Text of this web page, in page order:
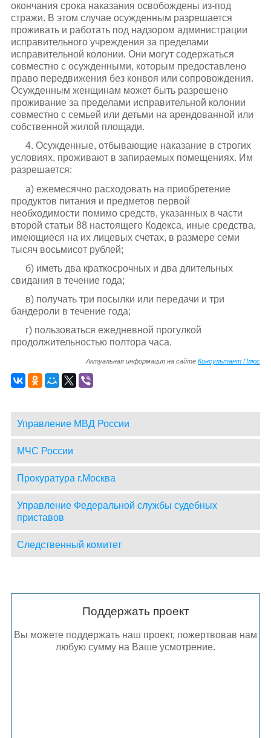
окончания срока наказания освобождены из-под
стражи. В этом случае осужденным разрешается
проживать и работать под надзором администрации
исправительного учреждения за пределами
исправительной колонии. Они могут содержаться
совместно с осужденными, которым предоставлено
право передвижения без конвоя или сопровождения.
Осужденным женщинам может быть разрешено
проживание за пределами исправительной колонии
совместно с семьей или детьми на арендованной или
собственной жилой площади.
4. Осужденные, отбывающие наказание в строгих
условиях, проживают в запираемых помещениях. Им
разрешается:
а) ежемесячно расходовать на приобретение
продуктов питания и предметов первой
необходимости помимо средств, указанных в части
второй статьи 88 настоящего Кодекса, иные средства,
имеющиеся на их лицевых счетах, в размере семи
тысяч восьмисот рублей;
б) иметь два краткосрочных и два длительных
свидания в течение года;
в) получать три посылки или передачи и три
бандероли в течение года;
г) пользоваться ежедневной прогулкой
продолжительностью полтора часа.
Актуальная информация на сайтеКонсультант Плюс
Управление МВД России
МЧС России
Прокуратура г.Москва
Управление Федеральной службы судебных
приставов
Следственный комитет
Поддержать проект
Вы можете поддержать наш проект, пожертвовав нам
любую сумму на Ваше усмотрение.